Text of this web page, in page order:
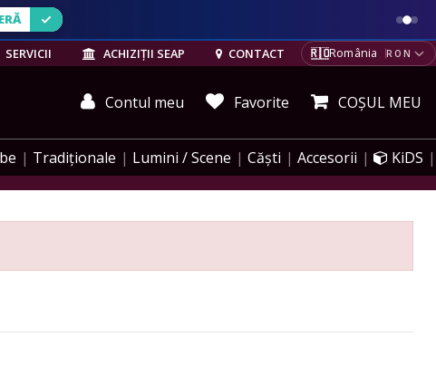
SERVICII ACHIZIȚII SEAP CONTACT 🇷🇴România RON
Contul meu Favorite COȘUL MEU
Tradiționale Lumini / Scene Căști Accesorii KiDS